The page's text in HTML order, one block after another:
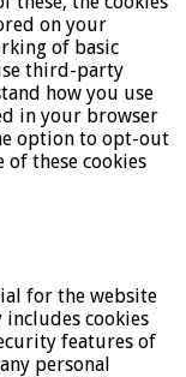
on your
of basic
third-party
how you use
in your browser
option to opt-out
of these cookies
for the website
cookies
features of
personal